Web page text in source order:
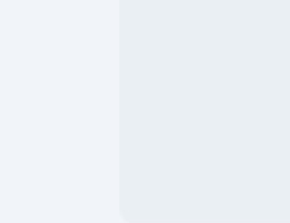
sebagai pemujaan